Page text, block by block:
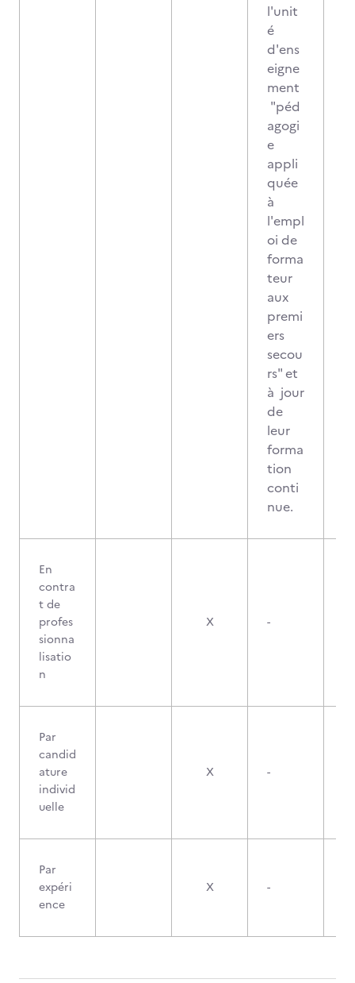
l'unit
é
d'ens
eigne
ment
"péd
agogi
e
appli
quée
à
l'empl
oi de
forma
teur
aux
premi
ers
secou
rs" et
à jour
de
leur
forma
tion
conti
nue.
En
contra
t de
profes
sionna
lisatio
n
X -
Par
candid
ature
individ
uelle
X -
Par
expéri
ence
X -